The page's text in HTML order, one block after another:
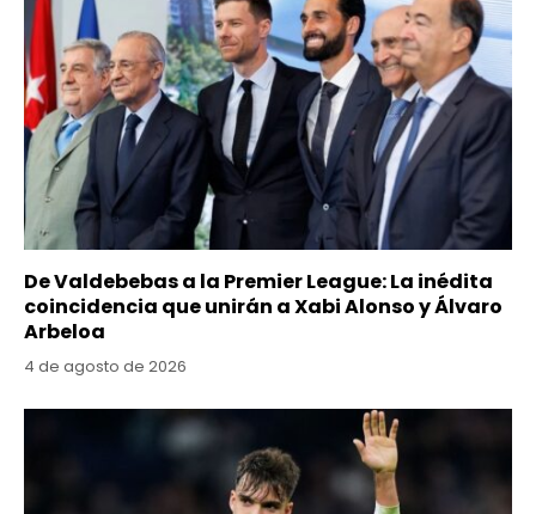
De Valdebebas a la Premier League: La inédita
coincidencia que unirán a Xabi Alonso y Álvaro
Arbeloa
4 de agosto de 2026